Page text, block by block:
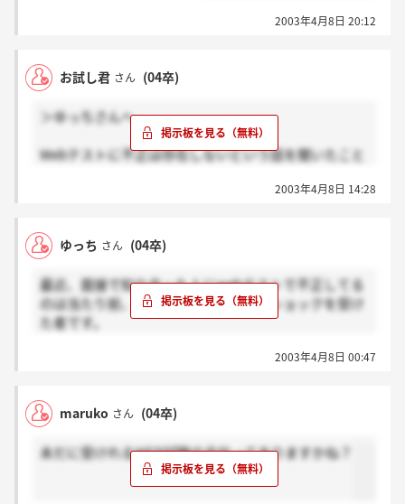
2003年4月8日 20:12
お試し君 さん (04卒)
＞ゆっちさんへ
Webテストに不正は存在しないという話を聞いたこと
一番良いのは自分の力で問題を解決できる人。
次に良いのは、自分では解決できない問題を仲間の力
を借りて解決できる人。
実際出世すればするほど、自分でやる事よりも人を使
う事が仕事になります。
企業では法律に触れない限り、とにかく結果を出すこ
とを求められます。
2003年4月8日 14:28
ゆっち さん (04卒)
最近、面接で知り合った人にwebテストで不正してる
のは当たり前、みたいなこと言われてショックを受け
た者です。
に、webテストでしょっちゅう落ちてる自分は、「誰
かがズルしたせいで自分は落ちたのか（＞_＜）」と
ね。
企業にとってはコスト削減も大事かもしれないけど、
落ちても「自分の力が足りなかったんだ」と素直に納
2003年4月8日 00:47
maruko さん (04卒)
未だに受けれるWEB試験の会社ってありますかね？